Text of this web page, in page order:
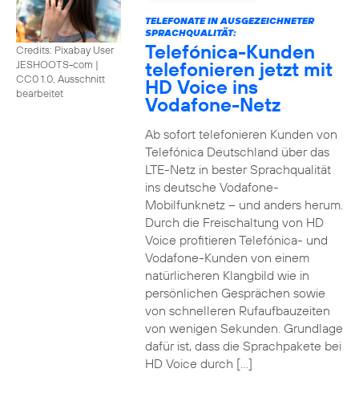
Credits: Pixabay User
JESHOOTS-com |
CC0 1.0, Ausschnitt
bearbeitet
TELEFONATE IN AUSGEZEICHNETER
SPRACHQUALITÄT:
Telefónica-Kunden
telefonieren jetzt mit
HD Voice ins
Vodafone-Netz
Ab sofort telefonieren Kunden von
Telefónica Deutschland über das
LTE-Netz in bester Sprachqualität
ins deutsche Vodafone-
Mobilfunknetz – und anders herum.
Durch die Freischaltung von HD
Voice profitieren Telefónica- und
Vodafone-Kunden von einem
natürlicheren Klangbild wie in
persönlichen Gesprächen sowie
von schnelleren Rufaufbauzeiten
von wenigen Sekunden. Grundlage
dafür ist, dass die Sprachpakete bei
HD Voice durch […]